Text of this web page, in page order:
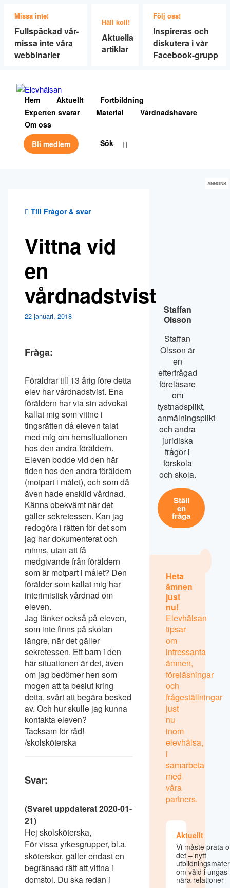
Missa inte!
Fullspäckad vår-
missa inte våra
webbinarier
Håll koll!
Aktuella
artiklar
Följ oss!
Inspireras och
diskutera i vår
Facebook-grupp
Hem Aktuellt
Fortbildning
Experten svarar
Material
Vårdnadshavare
Om oss
Bli medlem
Sök
Till Frågor & svar
Vittna vid
en
vårdnadstvist
22 januari, 2018
Fråga:
Föräldrar till 13 årig före detta
elev har vårdnadstvist. Ena
föräldern har via sin advokat
kallat mig som vittne i
tingsrätten då eleven talat
med mig om hemsituationen
hos den andra föräldern.
Eleven bodde vid den här
tiden hos den andra föräldern
(motpart i målet), och som då
även hade enskild vårdnad.
Känns obekvämt när det
gäller sekretessen. Kan jag
redogöra i rätten för det som
jag har dokumenterat och
minns, utan att få
medgivande från föräldern
som är motpart i målet? Den
förälder som kallat mig har
interimistisk vårdnad om
eleven.
Jag tänker också på eleven,
som inte finns på skolan
längre, när det gäller
sekretessen. Ett barn i den
här situationen är det, även
om jag bedömer hen som
mogen att ta beslut kring
detta, svårt att begära besked
av. Och hur skulle jag kunna
kontakta eleven?
Tacksam för råd!
/skolsköterska
Svar:
(Svaret uppdaterat 2020-01-
21)
Hej skolsköterska,
För vissa yrkesgrupper, bl.a.
sköterskor, gäller endast en
begränsad rätt att vittna i
domstol. Du ska redan i
Staffan
Olsson
Staffan
Olsson är
en
efterfrågad
föreläsare
om
tystnadsplikt,
anmälningsplikt
och andra
juridiska
frågor i
förskola
och skola.
Ställ
en
fråga
Heta
ämnen
just
nu!
Elevhälsan
tipsar
om
intressanta
ämnen,
föreläsningar
och
frågeställningar
just
nu
inom
elevhälsa,
i
samarbeta
med
våra
partners.
Aktuellt
Vi måste prata
det – nytt
om våld i ungas
nära relationer
ANNONS